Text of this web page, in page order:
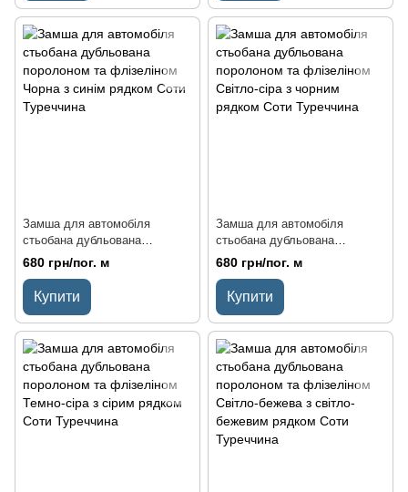
Замша для автомобіля
стьобана дубльована
поролоном та флізеліном
Чорна з синім рядком Соти
Туреччина
680 грн/пог. м
Купити
Замша для автомобіля
стьобана дубльована
поролоном та флізеліном
Світло-сіра з чорним рядком
Соти Туреччина
680 грн/пог. м
Купити